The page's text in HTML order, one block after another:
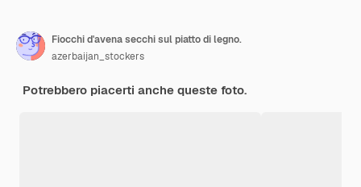
Fiocchi d'avena secchi sul piatto di legno.
azerbaijan_stockers
Potrebbero piacerti anche queste foto.